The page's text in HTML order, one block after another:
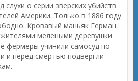
слухи о серии зверских убийств
Америки. Только в 1886 году
Кровавый маньяк Герман
мелеными деревушки
фермеры учинили самосуд по
и перед смертью подвергли